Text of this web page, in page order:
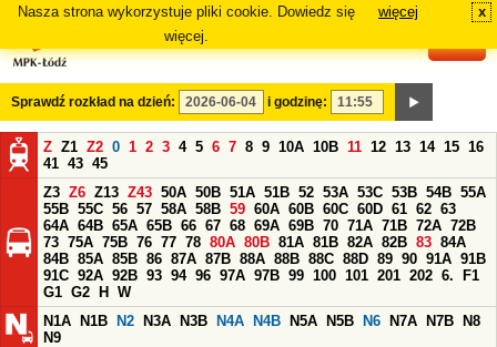
Nasza strona wykorzystuje pliki cookie. Dowiedz się
więcej.
więcej x
Sprawdź rozkład na dzień: i godzinę:
Z Z1 Z2 0 1 2 3 4 5 6 7 8 9 10A 10B 11 12 13 14 15 16
41 43 45
Z3 Z6 Z13 Z43 50A 50B 51A 51B 52 53A 53C 53B 54B 55A
55B 55C 56 57 58A 58B 59 60A 60B 60C 60D 61 62 63
64A 64B 65A 65B 66 67 68 69A 69B 70 71A 71B 72A 72B
73 75A 75B 76 77 78 80A 80B 81A 81B 82A 82B 83 84A
84B 85A 85B 86 87A 87B 88A 88B 88C 88D 89 90 91A 91B
91C 92A 92B 93 94 96 97A 97B 99 100 101 201 202 6.
F1
G1 G2 H
W
N1A
N1B N2 N3A N3B N4A N4B N5A N5B N6 N7A N7B
N8
N9